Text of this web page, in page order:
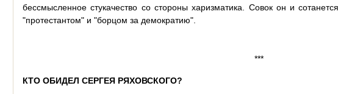
бессмысленное стукачество со стороны харизматика. Совок он и
"протестантом" и "борцом за демократию".
***
КТО ОБИДЕЛ СЕРГЕЯ РЯХОВСКОГО?